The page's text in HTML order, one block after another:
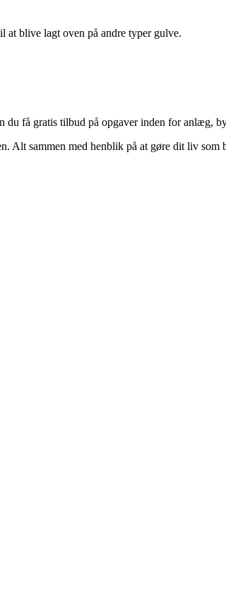
at blive lagt oven på andre typer gulve.
få gratis tilbud på opgaver inden for anlæg,
Alt sammen med henblik på at gøre dit liv som